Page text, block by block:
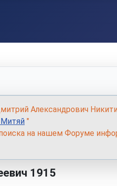
Александрович
"
на нашем Форуме
1915